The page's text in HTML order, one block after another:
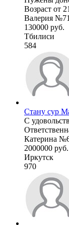
Возраст от
Валерия
130000 руб.
Тбилиси
584
Стану сур
С
Катерина
2000000 руб.
Иркутск
970